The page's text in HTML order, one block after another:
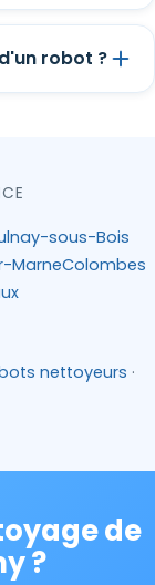
robot ?
sous-Bois
MarneColombes
nettoyeurs ·
de
?